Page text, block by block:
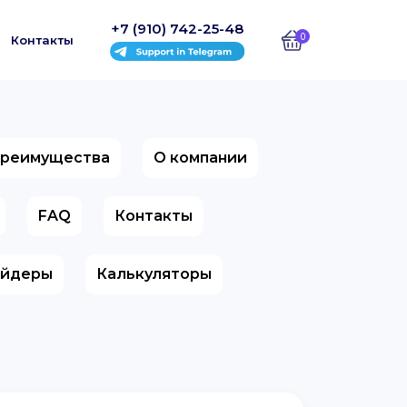
Контакты
+7 (910) 742-25-48 0
О компании
FAQ Контакты
Калькуляторы